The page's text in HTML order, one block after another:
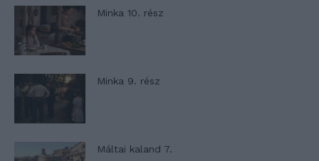
Minka 10. rész
Minka 9. rész
Máltai kaland 7.